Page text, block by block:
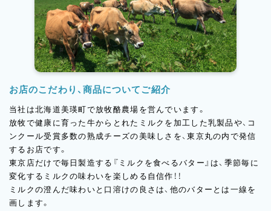
お店のこだわり、商品についてご紹介
当社は北海道美瑛町で放牧酪農場を営んでいます。
放牧で健康に育った牛からとれたミルクを加工した乳製品や、コ
ンクール受賞多数の熟成チーズの美味しさを、東京丸の内で発信
するお店です。
東京店だけで毎日製造する『ミルクを食べるバター』は、季節毎に
変化するミルクの味わいを楽しめる自信作！！
ミルクの澄んだ味わいと口溶けの良さは、他のバターとは一線を
画します。